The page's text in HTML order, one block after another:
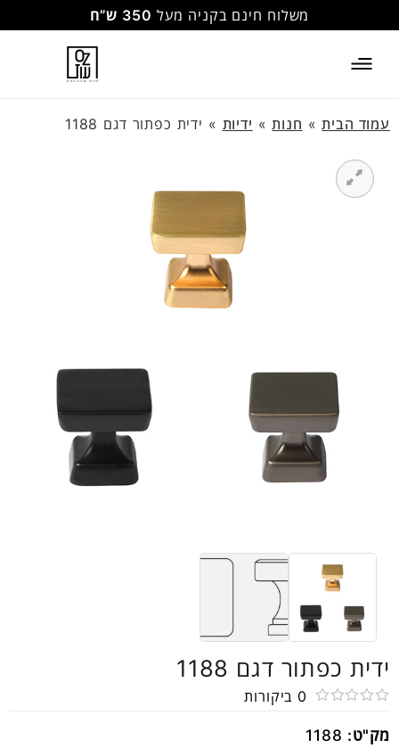
משלוח חינם בקניה מעל 350 ש”ח
עמוד הבית» חנות» ידיות » ידית כפתור דגם 1188
ידית כפתור דגם 1188
0
0 ביקורות
מק"ט: 1188